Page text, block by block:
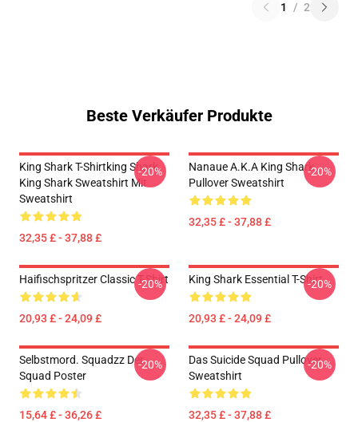
1 / 2
Beste Verkäufer Produkte
King Shark T-Shirtking Shark
King Shark Sweatshirt Mit
Sweatshirt
32,35 £ - 37,88 £
-20%
Nanaue A.K.A King Shark
Pullover Sweatshirt
32,35 £ - 37,88 £
-20%
Haifischspritzer Classic T-Shirt
20,93 £ - 24,09 £
-20% King Shark Essential T-Shirt
20,93 £ - 24,09 £
-20%
Selbstmord. Squadzz Der
Squad Poster
15,64 £ - 36,26 £
-20%
Das Suicide Squad Pullover
Sweatshirt
32,35 £ - 37,88 £
-20%